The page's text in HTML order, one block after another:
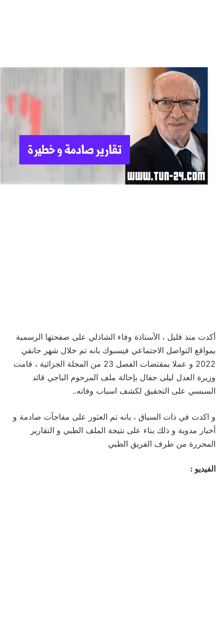
أكدت منذ قليل ، الأستاذة وفاء الشاذلي على صفحتها الرسمية
بمواقع التواصل الاجتماعي فيسبوك بانه تم خلال شهر جانفي
2022 و عملا بمقتضات الفصل 23 من المجلة الجزائية ، قامت
وزيرة العدل ليلى جفال بإحالة ملف المرحوم الباجي قائد
السبسي على التحقيق لكشف اسباب وفاته..
و اكدت في ذات السياق ، بانه تم العثور على مفاجآت صادمة و
أخبار مدوية و ذلك بناء على نتيجة الملف الطبي و التقارير
المحررة من طرف الفريق الطبي
الفيديو :